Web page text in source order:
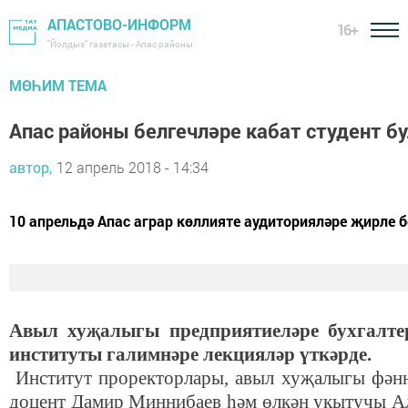
АПАСТОВО-ИНФОРМ
"Йолдыз" газетасы - Апас районы
16+
МӨҺИМ ТЕМА
Апас районы белгечләре кабат студент
автор, 12 апрель 2018 - 14:34
10 апрельдә Апас аграр көллияте аудиторияләре җирле
Авыл хуҗалыгы предприятиеләре
институты галимнәре лекцияләр үткәрде.
Институт проректорлары, авыл хуҗалыгы
доцент Дамир Миннибаев һәм өлкән укытучы